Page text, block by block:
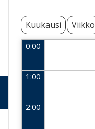
Kuukausi Viikko
0:00
1:00
2:00